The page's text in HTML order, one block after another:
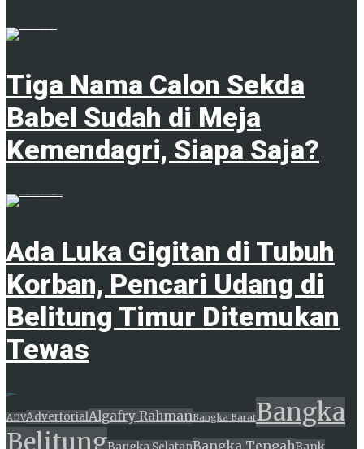
Tiga Nama Calon Sekda
Babel Sudah di Meja
Kemendagri, Siapa Saja?
Ada Luka Gigitan di Tubuh
Korban, Pencari Udang di
Belitung Timur Ditemukan
Tewas
ADVAdvertorialAlgafry RahmanBangka BaratBangka
Belitung